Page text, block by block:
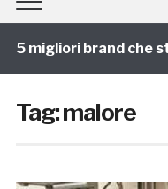
migliori brand che
Tag:malore